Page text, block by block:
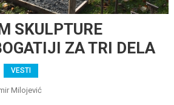
SKULPTURE
ZA TRI DELA
VESTI
Milojević